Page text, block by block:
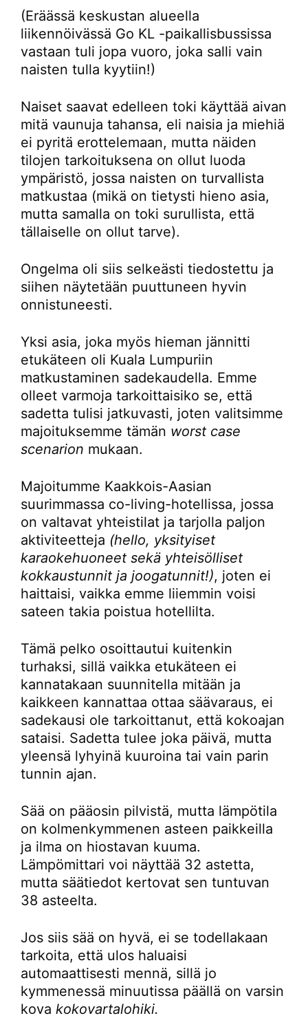
(Eräässä keskustan alueella
liikennöivässä Go KL -paikallisbussissa
vastaan tuli jopa vuoro, joka salli vain
naisten tulla kyytiin!)
Naiset saavat edelleen toki käyttää aivan
mitä vaunuja tahansa, eli naisia ja miehiä
ei pyritä erottelemaan, mutta näiden
tilojen tarkoituksena on ollut luoda
ympäristö, jossa naisten on turvallista
matkustaa (mikä on tietysti hieno asia,
mutta samalla on toki surullista, että
tällaiselle on ollut tarve).
Ongelma oli siis selkeästi tiedostettu ja
siihen näytetään puuttuneen hyvin
onnistuneesti.
Yksi asia, joka myös hieman jännitti
etukäteen oli Kuala Lumpuriin
matkustaminen sadekaudella. Emme
olleet varmoja tarkoittaisiko se, että
sadetta tulisi jatkuvasti, joten valitsimme
majoituksemme tämän worst case
scenarion mukaan.
Majoitumme Kaakkois-Aasian
suurimmassa co-living-hotellissa, jossa
on valtavat yhteistilat ja tarjolla paljon
aktiviteetteja (hello, yksityiset
karaokehuoneet sekä yhteisölliset
kokkaustunnit ja joogatunnit!), joten ei
haittaisi, vaikka emme liiemmin voisi
sateen takia poistua hotellilta.
Tämä pelko osoittautui kuitenkin
turhaksi, sillä vaikka etukäteen ei
kannatakaan suunnitella mitään ja
kaikkeen kannattaa ottaa säävaraus, ei
sadekausi ole tarkoittanut, että kokoajan
sataisi. Sadetta tulee joka päivä, mutta
yleensä lyhyinä kuuroina tai vain parin
tunnin ajan.
Sää on pääosin pilvistä, mutta lämpötila
on kolmenkymmenen asteen paikkeilla
ja ilma on hiostavan kuuma.
Lämpömittari voi näyttää 32 astetta,
mutta säätiedot kertovat sen tuntuvan
38 asteelta.
Jos siis sää on hyvä, ei se todellakaan
tarkoita, että ulos haluaisi
automaattisesti mennä, sillä jo
kymmenessä minuutissa päällä on varsin
kova kokovartalohiki.